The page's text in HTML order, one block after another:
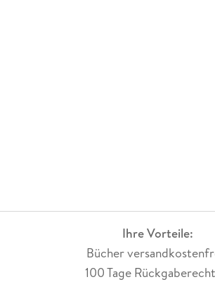
Ihre Vorteile:
Bücher
100 Tage